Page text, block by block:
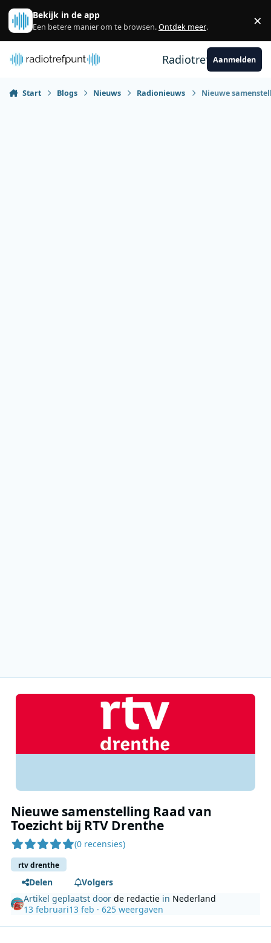
Spring naar bijdragen
Bekijk in de app
Een betere manier om te browsen.Ontdek meer. ×
RadiotrefpuntAanmelden
Start Blogs Nieuws Radionieuws Nieuwe
Nieuwe samenstelling Raad van
Toezicht bij RTV Drenthe
(0 recensies)
rtv drenthe
Delen
Volgers
Artikel geplaatst doorde redactie in Nederland
13 februari13 feb · 625 weergaven